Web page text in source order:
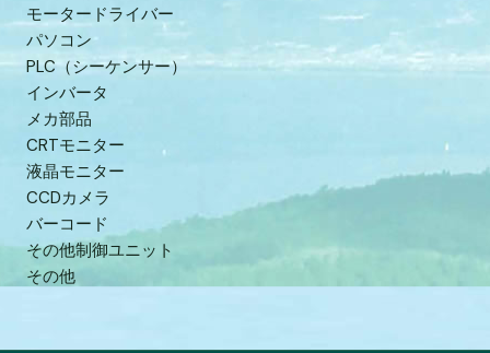
モータードライバー
パソコン
PLC（シーケンサー）
インバータ
メカ部品
CRTモニター
液晶モニター
CCDカメラ
バーコード
その他制御ユニット
その他